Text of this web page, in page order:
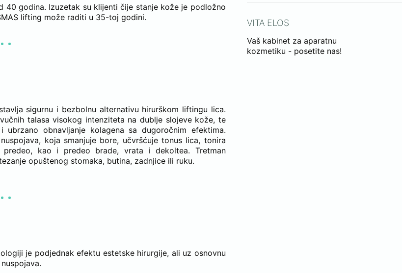
godina. Izuzetak su klijenti čije stanje kože je podložno
lifting može raditi u 35-toj godini.
sigurnu i bezbolnu alternativu hirurškom liftingu lica.
talasa visokog intenziteta na dublje slojeve kože, te
obnavljanje kolagena sa dugoročnim efektima.
koja smanjuje bore, učvršćuje tonus lica, tonira
kao i predeo brade, vrata i dekoltea. Tretman
opuštenog stomaka, butina, zadnjice ili ruku.
je podjednak efektu estetske hirurgije, ali uz osnovnu
VITA ELOS
Vaš kabinet za aparatnu
kozmetiku - posetite nas!